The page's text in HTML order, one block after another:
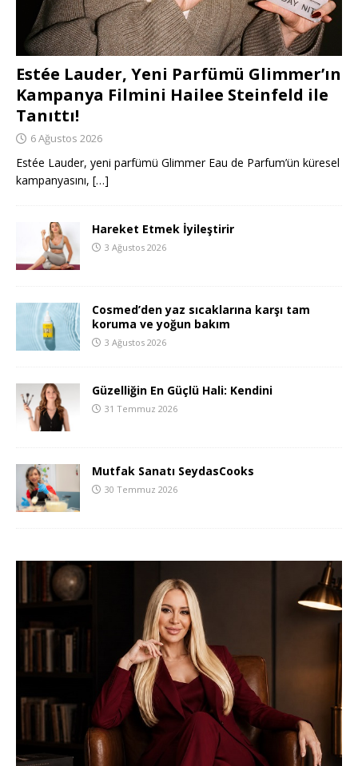
Estée Lauder, Yeni Parfümü Glimmer’ın
Kampanya Filmini Hailee Steinfeld ile
Tanıttı!
6 Ağustos 2026
Estée Lauder, yeni parfümü Glimmer Eau de Parfum’ün küresel
kampanyasını, […]
Hareket Etmek İyileştirir
3 Ağustos 2026
Cosmed’den yaz sıcaklarına karşı tam
koruma ve yoğun bakım
3 Ağustos 2026
Güzelliğin En Güçlü Hali: Kendini
31 Temmuz 2026
Mutfak Sanatı SeydasCooks
30 Temmuz 2026